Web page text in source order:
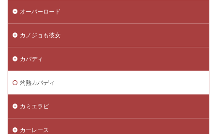
オーバーロード
カノジョも彼女
カバディ
灼熱カバディ
カミエラビ
カーレース